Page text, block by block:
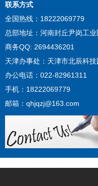
联系方式
全国热线：18222069779
总部地址：河南封丘尹岗工业
商务QQ: 2694436201
天津办事处：天津市北辰科
办公电话：022-82961311
手机：18222069779
邮箱：qhjqzj@163.com